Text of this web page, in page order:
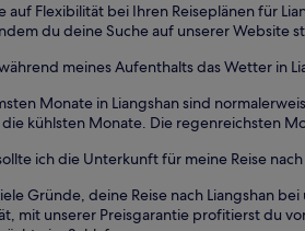
auf Flexibilität bei Ihren Reiseplänen für
du deine Suche auf unserer Website
meines Aufenthalts das Wetter in
Monate in Liangshan sind
die kühlsten Monate. Die regenreichsten
ich die Unterkunft für meine Reise
Gründe, deine Reise nach Liangshan
mit unserer Preisgarantie profitierst du